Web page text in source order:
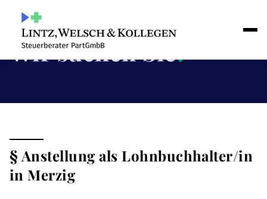
Wir suchen Sie!
§ Anstellung als Lohnbuchhalter/in
in Merzig